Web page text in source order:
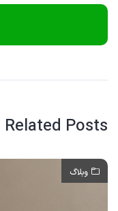
Related Posts
وبلاگ